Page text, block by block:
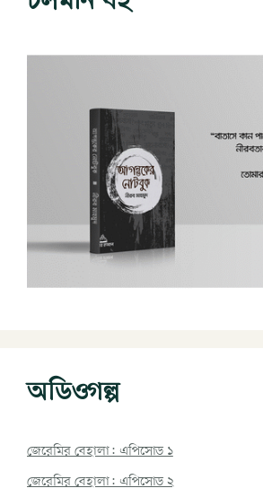
অডিওগল্প
জেরেমির বেহালা: এপিসোড ১
জেরেমির বেহালা: এপিসোড ২